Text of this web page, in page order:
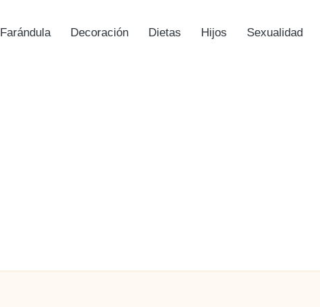
Farándula Decoración Dietas Hijos Sexualidad